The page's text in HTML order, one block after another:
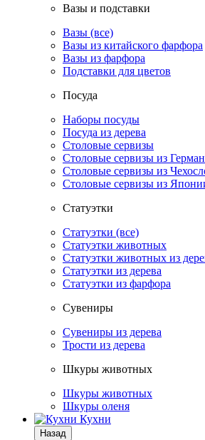
Вазы и подставки
Вазы (все)
Вазы из китайского фарфора
Вазы из фарфора
Подставки для цветов
Посуда
Наборы посуды
Посуда из дерева
Столовые сервизы
Столовые сервизы из
Столовые сервизы из
Столовые сервизы из
Статуэтки
Статуэтки (все)
Статуэтки животных
Статуэтки животных из
Статуэтки из дерева
Статуэтки из фарфора
Сувениры
Сувениры из дерева
Трости из дерева
Шкуры животных
Шкуры животных
Шкуры оленя
Кухни
Назад